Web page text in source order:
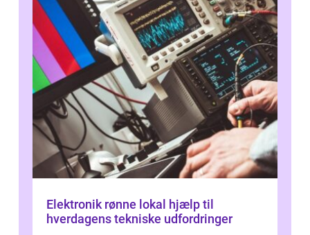
Elektronik rønne lokal hjælp til
hverdagens tekniske udfordringer